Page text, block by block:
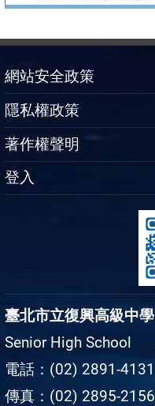
網站安全政策
隱私權政策
著作權聲明
登入
臺北市立復興高級中學
Senior High School
電話：(02) 2891-4131
傳真：(02) 2895-2156